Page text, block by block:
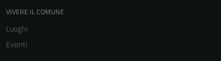
VIVERE IL COMUNE
Luoghi
Eventi